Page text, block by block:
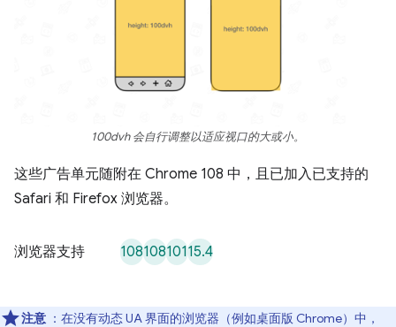
100dvh 会自行调整以适应视口的大或小。
这些广告单元随附在 Chrome 108 中，且已加入已支持的
Safari 和 Firefox 浏览器。
浏览器支持 10810810115.4
注意 ：在没有动态 UA 界面的浏览器（例如桌面版 Chrome）中，